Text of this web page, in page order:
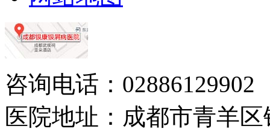
咨询电话：02886129902
医院地址：成都市青羊